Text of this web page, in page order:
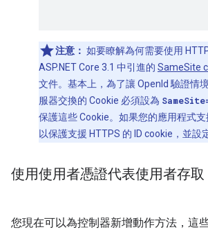
注意： 如要瞭解為何需要使用
ASP.NET Core 3.1 中引進的 SameSite
文件。基本上，為了讓 OpenId 驗證情
服器交換的 Cookie 必須設為
保護這些 Cookie。如果您的應用程式
以保護支援 HTTPS 的 ID cookie，並設
使用使用者憑證代表使用者存
您現在可以為控制器新增動作方法，這